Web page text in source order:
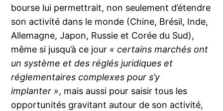
bourse lui permettrait, non seulement d’étendre
son activité dans le monde (Chine, Brésil, Inde,
Allemagne, Japon, Russie et Corée du Sud),
même si jusqu’à ce jour « certains marchés ont
un système et des réglés juridiques et
réglementaires complexes pour s’y
implanter », mais aussi pour saisir tous les
opportunités gravitant autour de son activité,